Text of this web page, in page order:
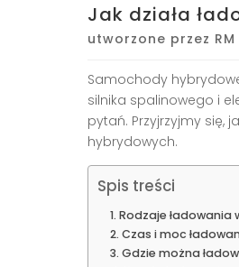
Jak działa
utworzone przez
Samochody
silnika spalinowego i
pytań. Przyjrzyjmy się,
hybrydowych.
Spis treści
Rodzaje
Czas i moc
Gdzie można